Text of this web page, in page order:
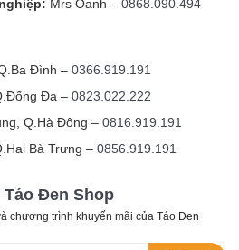
Mrs Oanh – 0868.090.494
Đình – 0366.919.191
Đa – 0823.022.222
Q.Hà Đông – 0816.919.191
Bà Trưng – 0856.919.191
Đen Shop
chương trình khuyến mãi của Táo Đen